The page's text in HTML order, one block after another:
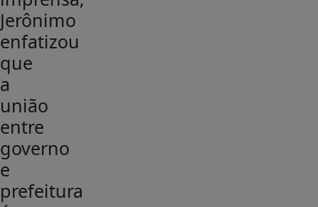
Jerônimo
enfatizou
que
a
união
entre
governo
e
prefeitura